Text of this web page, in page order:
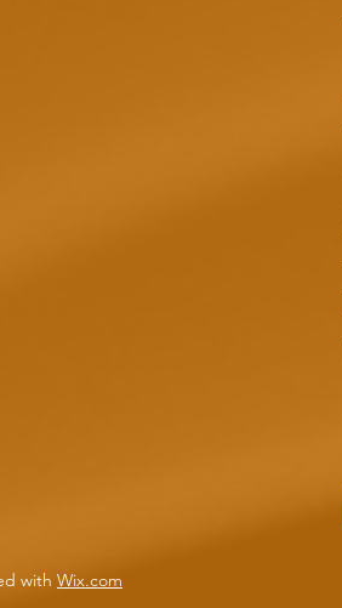
with Wix.com